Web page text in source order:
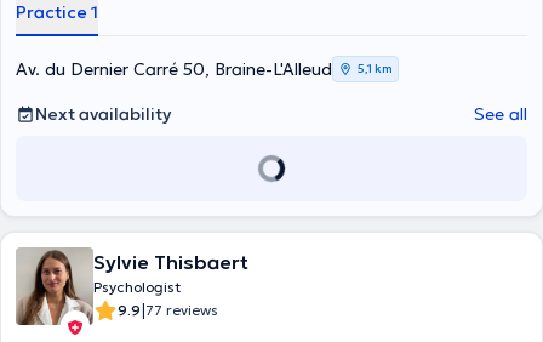
Practice 1
Av. du Dernier Carré 50, Braine-L'Alleud 5,1 km
Next availability See all
Sylvie Thisbaert
Psychologist
9.9|77 reviews